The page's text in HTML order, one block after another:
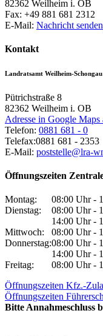
82362 Weilheim i. OB
Fax: +49 881 681 2312
E-Mail: Nachricht senden
Kontakt
Landratsamt Weilheim-Schongau
Pütrichstraße 8
82362 Weilheim i. OB
Adresse in Google Maps
Telefon: 0881 681 - 0
Telefax:0881 681 - 2353
E-Mail: poststelle@lra-
Öffnungszeiten
Montag:
08:00 Uhr -
Dienstag:
08:00 Uhr -
14:00 Uhr -
Mittwoch:
08:00 Uhr -
Donnerstag:08:00 Uhr -
14:00 Uhr -
Freitag:
08:00 Uhr -
Öffnungszeiten Kfz.-
Öffnungszeiten
Bitte Annahmeschluss